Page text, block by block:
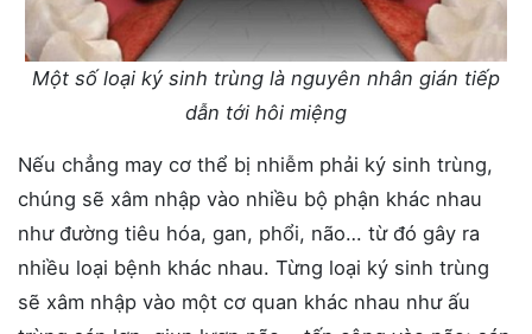
Một số loại ký sinh trùng là nguyên nhân gián tiếp
dẫn tới hôi miệng
Nếu chẳng may cơ thể bị nhiễm phải ký sinh trùng,
chúng sẽ xâm nhập vào nhiều bộ phận khác nhau
như đường tiêu hóa, gan, phổi, não… từ đó gây ra
nhiều loại bệnh khác nhau. Từng loại ký sinh trùng
sẽ xâm nhập vào một cơ quan khác nhau như ấu